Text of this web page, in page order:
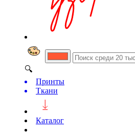
🔍
Принты
Ткани
Каталог